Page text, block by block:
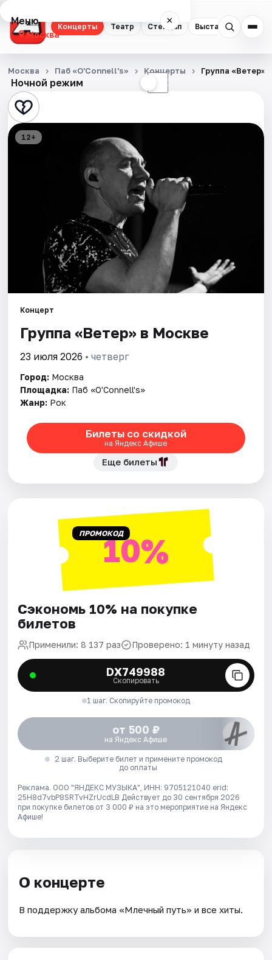
Концерты Театр Стендап Выставки
Меню ×
Москва
Концерты
Театр
Стендап
События
Площадки
Артисты
Рейтинги
Ночной режим ☾
Москва Паб «O'Connell's» Концерты Группа «Ветер»
12+
Концерт
Группа «Ветер» в Москве
23 июля 2026 • четверг
Город: Москва
Площадка: Паб «O'Connell's»
Жанр: Рок
Билеты со скидкой
на Яндекс Афише
Еще билеты
ПРОМОКОД10%
Сэкономь 10% на покупке
билетов
Применили: 8 137 раз Проверено: 1 минуту назад
DX749988
Скопировать
1 шаг. Скопируйте промокод
от 500 ₽
на Яндекс Афише
2 шаг. Выберите билет и примените промокод
до оплаты
Реклама. ООО "ЯНДЕКС МУЗЫКА", ИНН: 9705121040 erid:
25H8d7vbP8SRTvHZrUcdLB Действует до 30 сентября 2026
при покупке билетов от 3 000 ₽ на это мероприятие на Яндекс
Афише!
О концерте
В поддержку альбома «Млечный путь» и все хиты.